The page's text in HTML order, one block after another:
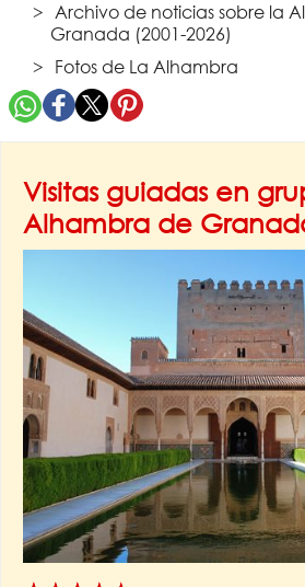
Archivo de noticias sobre la
Granada (2001-2026)
Fotos de La Alhambra
Visitas guiadas en
Alhambra de